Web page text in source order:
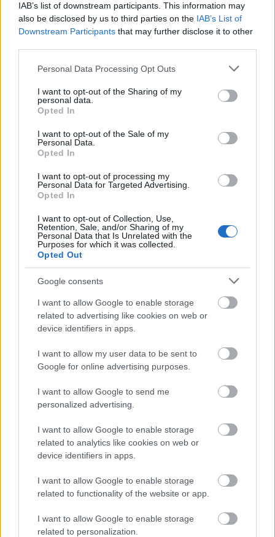
IAB’s list of downstream participants. This information may
also be disclosed by us to third parties on the IAB’s List of
Downstream Participants that may further disclose it to other
Please note that this website/app uses one or more Google
not limited to your visit or usage behaviour. You may click to
grant or deny consent to Google and its third-party tags to
use your data for below specified purposes in below Google
consent section.
Personal Data Processing Opt Outs
I want to opt-out of the Sharing of my
personal data.
Opted In
I want to opt-out of the Sale of my
Personal Data.
Opted In
I want to opt-out of processing my
Personal Data for Targeted Advertising.
Opted In
I want to opt-out of Collection, Use,
Retention, Sale, and/or Sharing of my
Personal Data that Is Unrelated with the
Purposes for which it was collected.
Opted Out
Google consents
I want to allow Google to enable storage
related to advertising like cookies on web or
device identifiers in apps.
I want to allow my user data to be sent to
Google for online advertising purposes.
I want to allow Google to send me
personalized advertising.
I want to allow Google to enable storage
related to analytics like cookies on web or
device identifiers in apps.
I want to allow Google to enable storage
related to functionality of the website or app.
I want to allow Google to enable storage
related to personalization.
Viber: +306909196125
Στείλε μήνυμα στο Viber
Ακολουθήστε μας για όλες τιςειδήσεις
στο Bing News
Από το Δίκτυο
Ποιοι δικαιούνται σύνταξη 409 ευρώ χωρίς ένσημα